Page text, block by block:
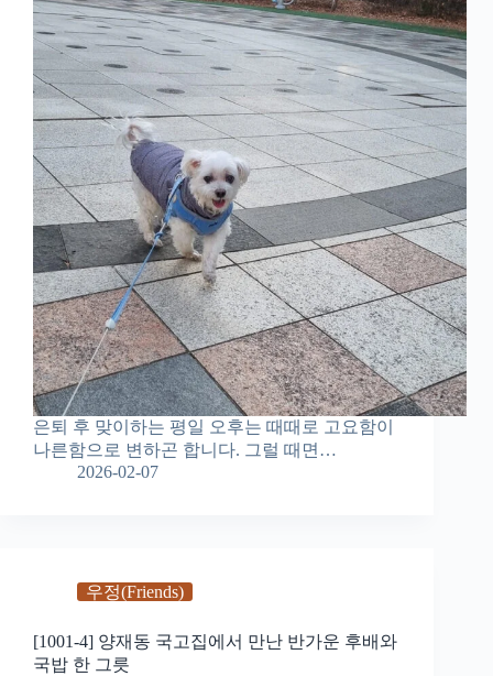
은퇴 후 맞이하는 평일 오후는 때때로 고요함이
나른함으로 변하곤 합니다. 그럴 때면…
2026-02-07
우정(Friends)
[1001-4] 양재동 국고집에서 만난 반가운 후배와
국밥 한 그릇